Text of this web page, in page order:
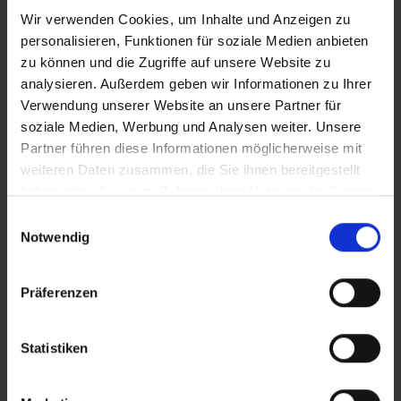
Wir verwenden Cookies, um Inhalte und Anzeigen zu
personalisieren, Funktionen für soziale Medien anbieten
zu können und die Zugriffe auf unsere Website zu
analysieren. Außerdem geben wir Informationen zu Ihrer
Verwendung unserer Website an unsere Partner für
soziale Medien, Werbung und Analysen weiter. Unsere
Partner führen diese Informationen möglicherweise mit
weiteren Daten zusammen, die Sie ihnen bereitgestellt
Notwendig
Präferenzen
Statistiken
PRODUKTÜBERSICHT
Finde noch schneller deinen perfekten Reifen.
Nutze die Suche zur Eingrenzung der Artikel
Kategorien, die dich interessieren. Sortiere die